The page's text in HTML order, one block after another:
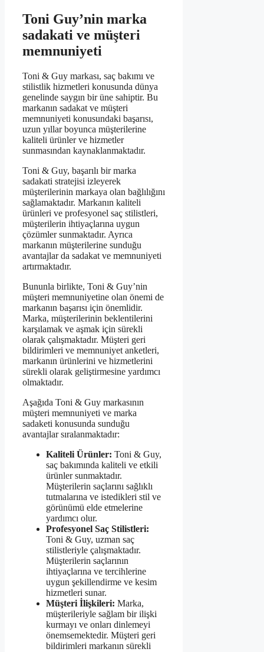
Toni Guy’nin marka
sadakati ve müşteri
memnuniyeti
Toni & Guy markası, saç bakımı ve
stilistlik hizmetleri konusunda dünya
genelinde saygın bir üne sahiptir. Bu
markanın sadakat ve müşteri
memnuniyeti konusundaki başarısı,
uzun yıllar boyunca müşterilerine
kaliteli ürünler ve hizmetler
sunmasından kaynaklanmaktadır.
Toni & Guy, başarılı bir marka
sadakati stratejisi izleyerek
müşterilerinin markaya olan bağlılığını
sağlamaktadır. Markanın kaliteli
ürünleri ve profesyonel saç stilistleri,
müşterilerin ihtiyaçlarına uygun
çözümler sunmaktadır. Ayrıca
markanın müşterilerine sunduğu
avantajlar da sadakat ve memnuniyeti
artırmaktadır.
Bununla birlikte, Toni & Guy’nin
müşteri memnuniyetine olan önemi de
markanın başarısı için önemlidir.
Marka, müşterilerinin beklentilerini
karşılamak ve aşmak için sürekli
olarak çalışmaktadır. Müşteri geri
bildirimleri ve memnuniyet anketleri,
markanın ürünlerini ve hizmetlerini
sürekli olarak geliştirmesine yardımcı
olmaktadır.
Aşağıda Toni & Guy markasının
müşteri memnuniyeti ve marka
sadaketi konusunda sunduğu
avantajlar sıralanmaktadır:
Kaliteli Ürünler: Toni & Guy,
saç bakımında kaliteli ve etkili
ürünler sunmaktadır.
Müşterilerin saçlarını sağlıklı
tutmalarına ve istedikleri stil ve
görünümü elde etmelerine
yardımcı olur.
Profesyonel Saç Stilistleri:
Toni & Guy, uzman saç
stilistleriyle çalışmaktadır.
Müşterilerin saçlarının
ihtiyaçlarına ve tercihlerine
uygun şekillendirme ve kesim
hizmetleri sunar.
Müşteri İlişkileri: Marka,
müşterileriyle sağlam bir ilişki
kurmayı ve onları dinlemeyi
önemsemektedir. Müşteri geri
bildirimleri markanın sürekli